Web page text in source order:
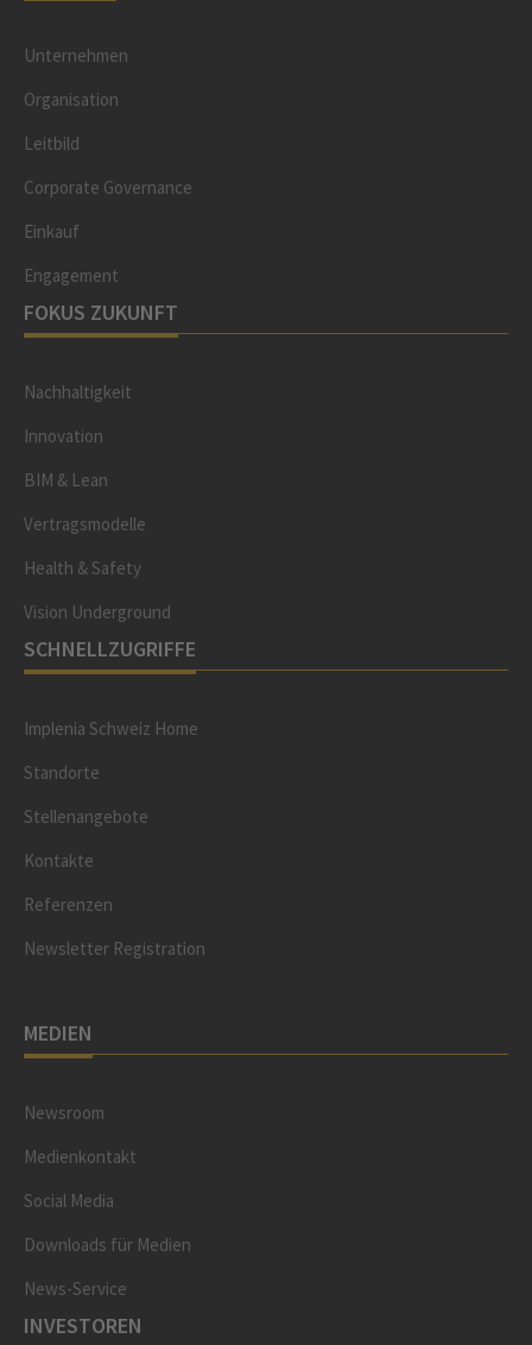
Unternehmen
Organisation
Leitbild
Corporate Governance
Einkauf
Engagement
FOKUS ZUKUNFT
Nachhaltigkeit
Innovation
BIM & Lean
Vertragsmodelle
Health & Safety
Vision Underground
SCHNELLZUGRIFFE
Implenia Schweiz Home
Standorte
Stellenangebote
Kontakte
Referenzen
Newsletter Registration
MEDIEN
Newsroom
Medienkontakt
Social Media
Downloads für Medien
News-Service
INVESTOREN